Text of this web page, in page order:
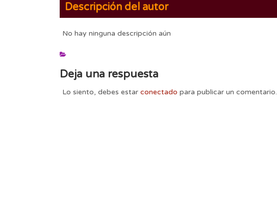
Descripción del autor
No hay ninguna descripción aún
Deja una respuesta
Lo siento, debes estar conectado para publicar un comentario.